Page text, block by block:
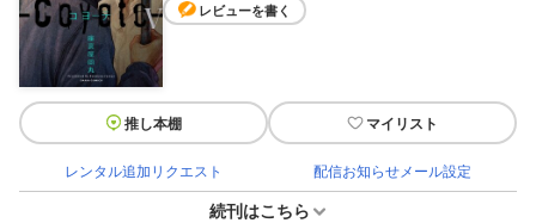
レビューを書く
推し本棚 マイリスト
レンタル追加リクエスト 配信お知らせメール設定
続刊はこちら